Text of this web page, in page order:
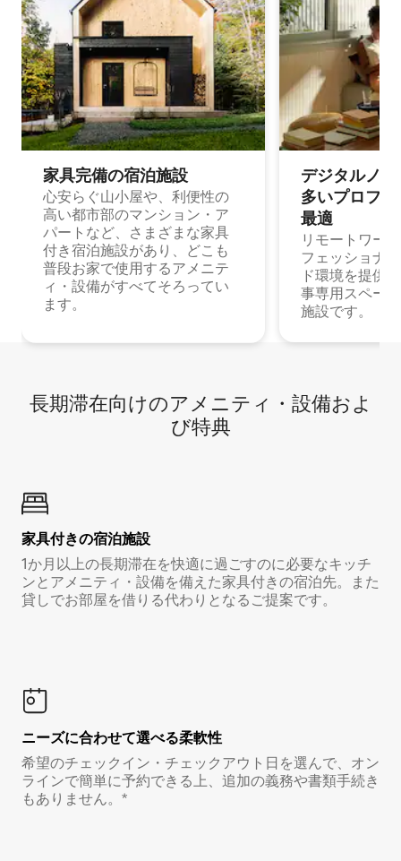
家具完備の宿⁠泊⁠施⁠設
心安らぐ山小屋や、利便性の
高い都市部のマンション・ア
パートなど、さまざまな家具
付き宿泊施設があり、どこも
普段お家で使用するアメニテ
ィ・設備がすべてそろってい
ます。
デジタルノ
多⁠いプ⁠ロ⁠フ⁠
最⁠適
リモートワー
フェッショナ
ド環境を提供
事専用スペー
施設です。
長期滞在向け⁠のア⁠メ⁠ニ⁠テ⁠ィ⁠・設⁠備⁠およ
び特⁠典
家具付き⁠の宿⁠泊⁠施⁠設
1か月以上の長期滞在を快適に過ごすのに必要なキッチ
ンとアメニティ・設備を備えた家具付きの宿泊先。また
貸しでお部屋を借りる代わりとなるご提案です。
ニーズに合わせて選べる柔軟性
希望のチェックイン・チェックアウト日を選んで、オン
ラインで簡単に予約できる上、追加の義務や書類手続き
もありません。*